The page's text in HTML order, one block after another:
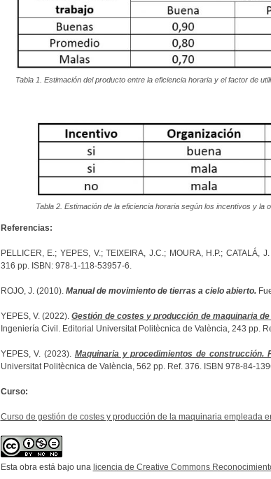
Tabla 1. Estimación del producto entre la eficiencia horaria y el factor de
Tabla 2. Estimación de la eficiencia horaria según los incentivos y la
Referencias:
PELLICER, E.; YEPES, V.; TEIXEIRA, J.C.; MOURA, H.P.; CATALÁ,
316 pp. ISBN: 978-1-118-53957-6.
ROJO, J. (2010). Manual de movimiento de tierras a cielo abierto.
YEPES, V. (2022).Gestión de costes y producción de maquinaria
Ingeniería Civil. Editorial Universitat Politècnica de València, 243 pp.
YEPES, V. (2023). Maquinaria y procedimientos de construcción.
Universitat Politècnica de València, 562 pp. Ref. 376. ISBN 978-84-
Curso:
Curso de gestión de costes y producción de la maquinaria empleada
Esta obra está bajo una licencia de Creative Commons